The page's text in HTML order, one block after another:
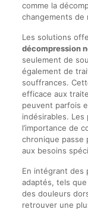
comme la
changements de
Les solutions
décompression
seulement de
également de
souffrances.
efficace aux
peuvent parfois
indésirables. Les
l’importance de
chronique passe
aux besoins
En intégrant des
adaptés, tels
des douleurs
retrouver une